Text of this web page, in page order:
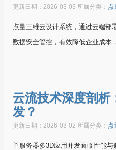
更新日期：2026-03-03 所属分类： 点
点量三维云设计系统，通过云端部
数据安全管控，有效降低企业成本
云流技术深度剖析
发？
更新日期：2026-03-02 所属分类： 点
单服务器多3D应用并发面临性能